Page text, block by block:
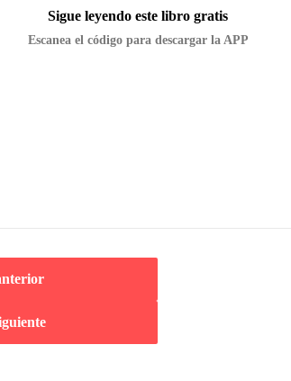
Sigue leyendo este libro gratis
Escanea el código para descargar la APP